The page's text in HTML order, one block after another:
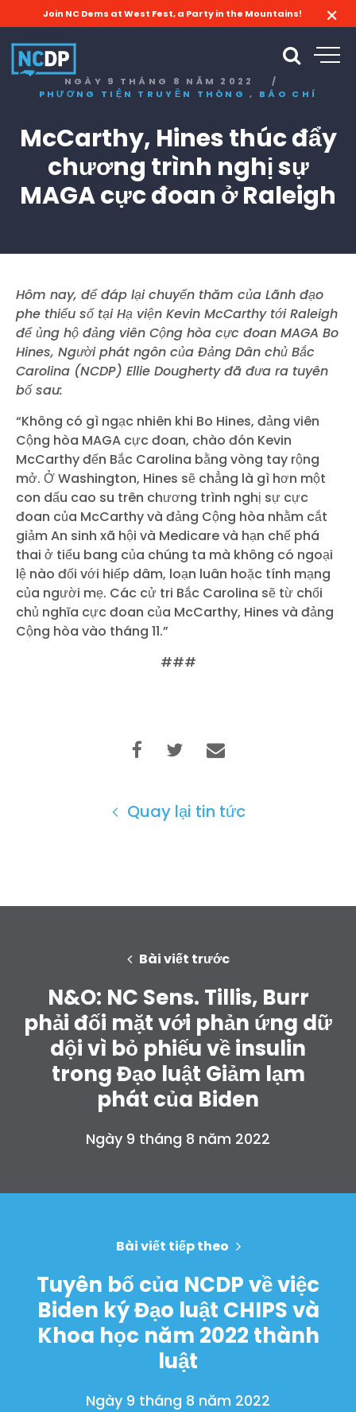
Shop
Take Back the Courts
Làm việc với chúng tôi
Nhấn
Bữa tiệc của bạn
Hoạt động
Vote
Quyên tặng
Join NC Dems at West Fest, a Party in the Mountains!
NGÀY 9 THÁNG 8 NĂM 2022
/
PHƯƠNG TIỆN TRUYỀN THÔNG , BÁO CHÍ
McCarthy, Hines thúc đẩy
chương trình nghị sự
MAGA cực đoan ở Raleigh
Hôm nay, để đáp lại chuyến thăm của Lãnh đạo
phe thiểu số tại Hạ viện Kevin McCarthy tới Raleigh
để ủng hộ đảng viên Cộng hòa cực đoan MAGA Bo
Hines, Người phát ngôn của Đảng Dân chủ Bắc
Carolina (NCDP) Ellie Dougherty đã đưa ra tuyên
bố sau:
“Không có gì ngạc nhiên khi Bo Hines, đảng viên
Cộng hòa MAGA cực đoan, chào đón Kevin
McCarthy đến Bắc Carolina bằng vòng tay rộng
mở. Ở Washington, Hines sẽ chẳng là gì hơn một
con dấu cao su trên chương trình nghị sự cực
đoan của McCarthy và đảng Cộng hòa nhằm cắt
giảm An sinh xã hội và Medicare và hạn chế phá
thai ở tiểu bang của chúng ta mà không có ngoại
lệ nào đối với hiếp dâm, loạn luân hoặc tính mạng
của người mẹ. Các cử tri Bắc Carolina sẽ từ chối
chủ nghĩa cực đoan của McCarthy, Hines và đảng
Cộng hòa vào tháng 11.”
###
Quay lại tin tức
Bài viết trước
N&O: NC Sens. Tillis, Burr
phải đối mặt với phản ứng dữ
dội vì bỏ phiếu về insulin
trong Đạo luật Giảm lạm
phát của Biden
Ngày 9 tháng 8 năm 2022
Bài viết tiếp theo
Tuyên bố của NCDP về việc
Biden ký Đạo luật CHIPS và
Khoa học năm 2022 thành
luật
Ngày 9 tháng 8 năm 2022